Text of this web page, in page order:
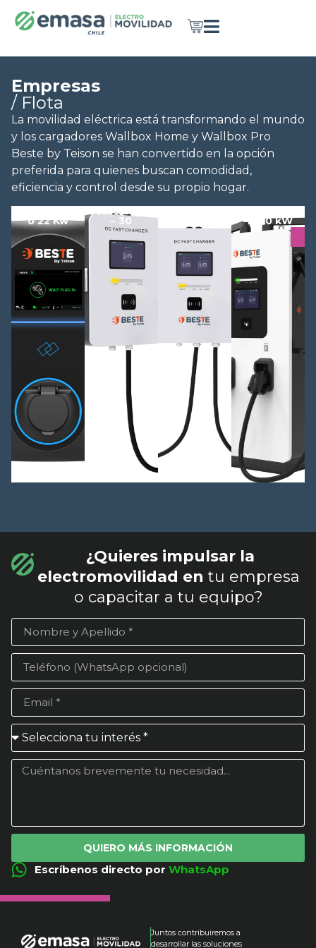
Empresas
/ Flota
La movilidad eléctrica está transformando el mundo
y los cargadores Wallbox Home y Wallbox Pro
Beste by Teison se han convertido en la opción
preferida para quienes buscan comodidad,
eficiencia y control desde su propio hogar.
o 22 Kw
Beste DC 20
– 30 – 240 kW
¿Quieres impulsar la
electromovilidad en tu empresa
o capacitar a tu equipo?
QUIERO MÁS INFORMACIÓN
Escríbenos directo por WhatsApp
Juntos contribuiremos a
desarrollar las soluciones